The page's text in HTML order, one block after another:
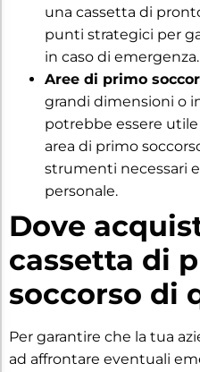
una cassetta di
punti strategici per
in caso di emergenza.
Aree di primo
grandi dimensioni o
potrebbe essere
area di primo
strumenti necessari
personale.
Dove
cassetta di
soccorso di
Per garantire che la tua
ad affrontare eventuali